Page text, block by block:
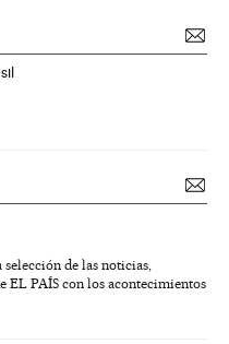
selección de las noticias,
EL PAÍS con los acontecimientos